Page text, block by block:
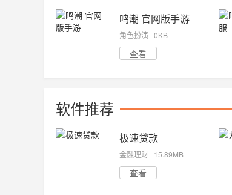
鸣潮 官网版手游
角色扮演 | 0KB
查看
软件推荐
极速贷款
金融理财 | 15.89MB
查看